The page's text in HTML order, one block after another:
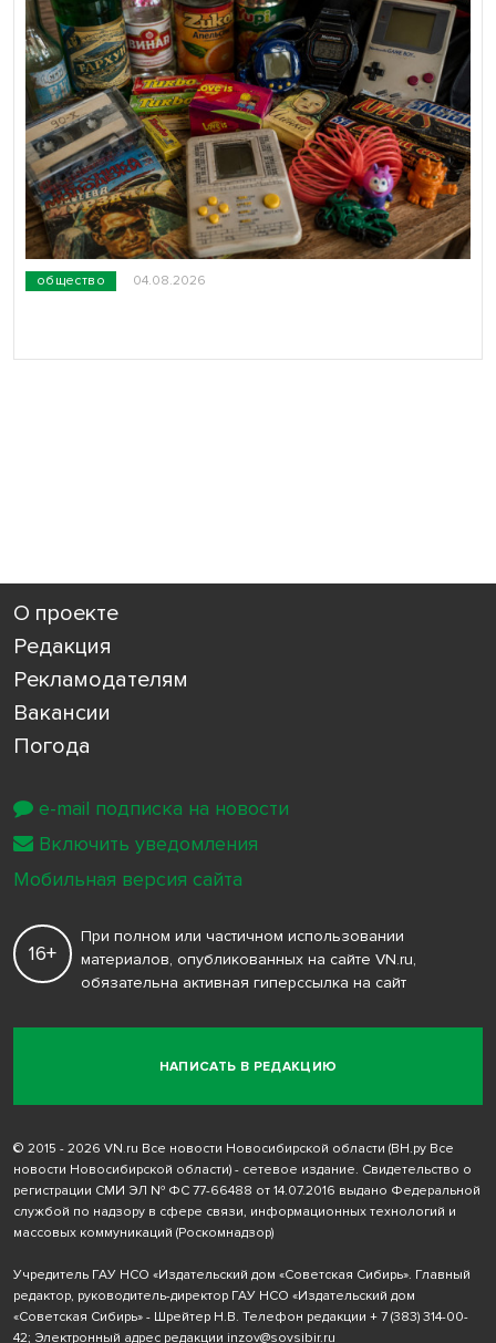
общество 04.08.2026
О проекте
Редакция
Рекламодателям
Вакансии
Погода
НАПИСАТЬ В РЕДАКЦИЮ
16+
При полном или частичном использовании
материалов, опубликованных на сайте VN.ru,
обязательна активная гиперссылка на сайт
© 2015 - 2026 VN.ru Все новости Новосибирской области (ВН.ру Все
новости Новосибирской области) - сетевое издание. Свидетельство о
регистрации СМИ ЭЛ № ФС 77-66488 от 14.07.2016 выдано Федеральной
службой по надзору в сфере связи, информационных технологий и
массовых коммуникаций (Роскомнадзор)
Учредитель ГАУ НСО «Издательский дом «Советская Сибирь». Главный
редактор, руководитель-директор ГАУ НСО «Издательский дом
«Советская Сибирь» - Шрейтер Н.В. Телефон редакции + 7 (383) 314-00-
42; Электронный адрес редакции inzov@sovsibir.ru
e-mail подписка на новости
Включить уведомления
Мобильная версия сайта